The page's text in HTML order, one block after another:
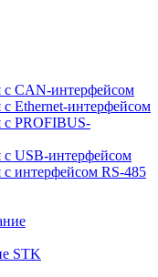
CAN-интерфейсом
Ethernet-интерфейсом
PROFIBUS-
USB-интерфейсом
интерфейсом RS-485
STK